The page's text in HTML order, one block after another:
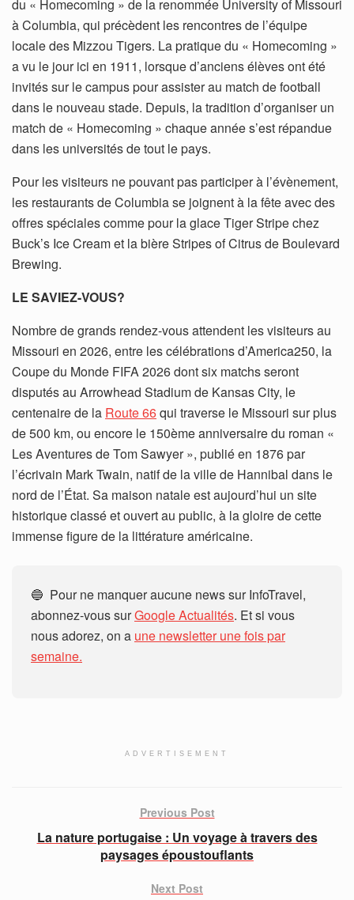
du « Homecoming » de la renommée University of Missouri
à Columbia, qui précèdent les rencontres de l’équipe
locale des Mizzou Tigers. La pratique du « Homecoming »
a vu le jour ici en 1911, lorsque d’anciens élèves ont été
invités sur le campus pour assister au match de football
dans le nouveau stade. Depuis, la tradition d’organiser un
match de « Homecoming » chaque année s’est répandue
dans les universités de tout le pays.
Pour les visiteurs ne pouvant pas participer à l’évènement,
les restaurants de Columbia se joignent à la fête avec des
offres spéciales comme pour la glace Tiger Stripe chez
Buck’s Ice Cream et la bière Stripes of Citrus de Boulevard
Brewing.
LE SAVIEZ-VOUS?
Nombre de grands rendez-vous attendent les visiteurs au
Missouri en 2026, entre les célébrations d’America250, la
Coupe du Monde FIFA 2026 dont six matchs seront
disputés au Arrowhead Stadium de Kansas City, le
centenaire de la Route 66qui traverse le Missouri sur plus
de 500 km, ou encore le 150ème anniversaire du roman «
Les Aventures de Tom Sawyer », publié en 1876 par
l’écrivain Mark Twain, natif de la ville de Hannibal dans le
nord de l’État. Sa maison natale est aujourd’hui un site
historique classé et ouvert au public, à la gloire de cette
immense figure de la littérature américaine.
🔵 Pour ne manquer aucune news sur InfoTravel,
abonnez-vous surGoogle Actualités. Et si vous
nous adorez, on a une newsletter une fois par
semaine.
ADVERTISEMENT
Previous Post
La nature portugaise : Un voyage à travers des
paysages époustouflants
Next Post